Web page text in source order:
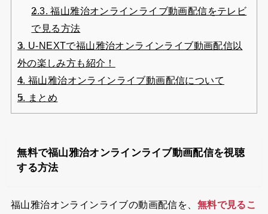
2.3. 福山雅治オンラインライブ動画配信をテレビ
で見る方法
3. U-NEXTで福山雅治オンラインライブ動画配信以
外の楽しみ方も紹介！
4. 福山雅治オンラインライブ動画配信について
5. まとめ
無料で福山雅治オンラインライブ動画配信を視聴
する方法
福山雅治オンラインライブの動画配信を、 無料で見るこ